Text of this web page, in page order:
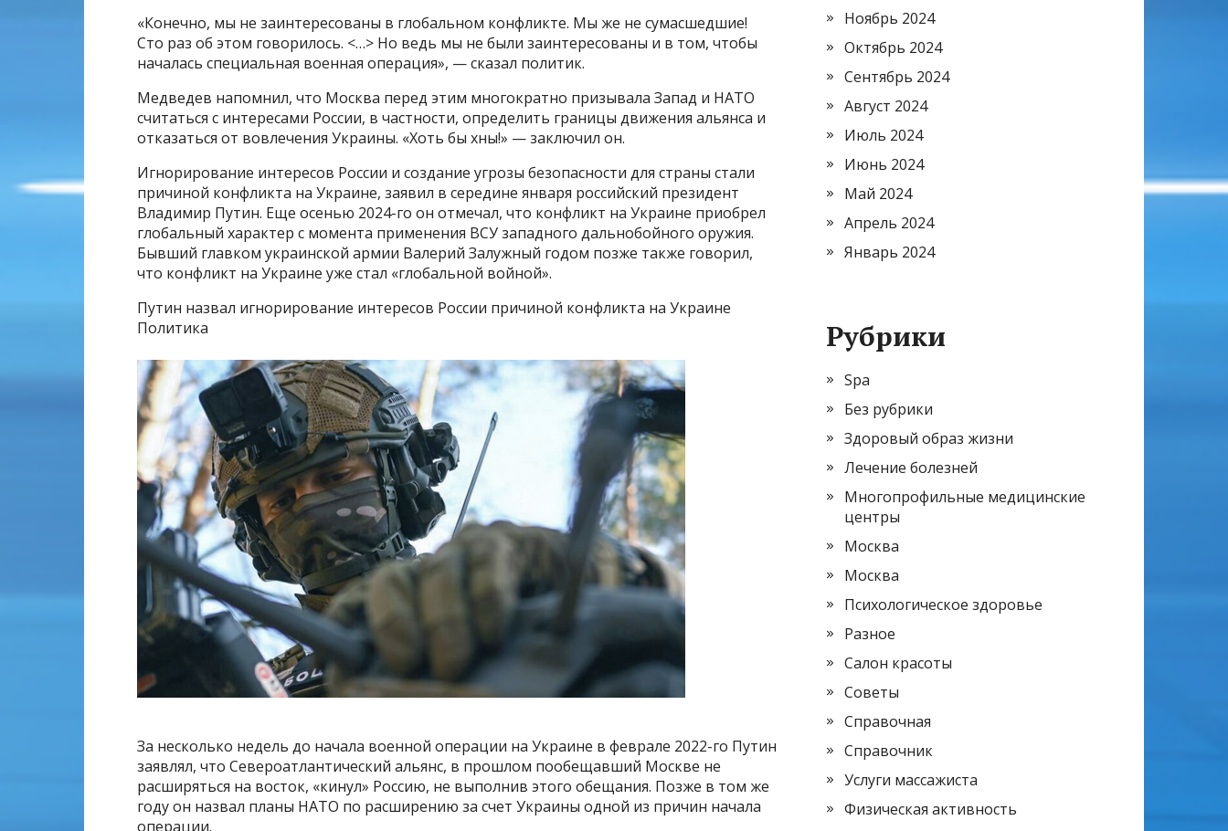
«Конечно, мы не заинтересованы в глобальном конфликте. Мы же не сумасшедшие!
Сто раз об этом говорилось. <…> Но ведь мы не были заинтересованы и в том, чтобы
началась специальная военная операция», — сказал политик.
Медведев напомнил, что Москва перед этим многократно призывала Запад и НАТО
считаться с интересами России, в частности, определить границы движения альянса и
отказаться от вовлечения Украины. «Хоть бы хны!» — заключил он.
Игнорирование интересов России и создание угрозы безопасности для страны стали
причиной конфликта на Украине, заявил в середине января российский президент
Владимир Путин. Еще осенью 2024-го он отмечал, что конфликт на Украине приобрел
глобальный характер с момента применения ВСУ западного дальнобойного оружия.
Бывший главком украинской армии Валерий Залужный годом позже также говорил,
что конфликт на Украине уже стал «глобальной войной».
Путин назвал игнорирование интересов России причиной конфликта на Украине
Политика
За несколько недель до начала военной операции на Украине в феврале 2022-го Путин
заявлял, что Североатлантический альянс, в прошлом пообещавший Москве не
расширяться на восток, «кинул» Россию, не выполнив этого обещания. Позже в том же
году он назвал планы НАТО по расширению за счет Украины одной из причин начала
операции.
Ноябрь 2024
Октябрь 2024
Сентябрь 2024
Август 2024
Июль 2024
Июнь 2024
Май 2024
Апрель 2024
Январь 2024
Рубрики
Spa
Без рубрики
Здоровый образ жизни
Лечение болезней
Многопрофильные медицинские
центры
Москва
Москва
Психологическое здоровье
Разное
Салон красоты
Советы
Справочная
Справочник
Услуги массажиста
Физическая активность